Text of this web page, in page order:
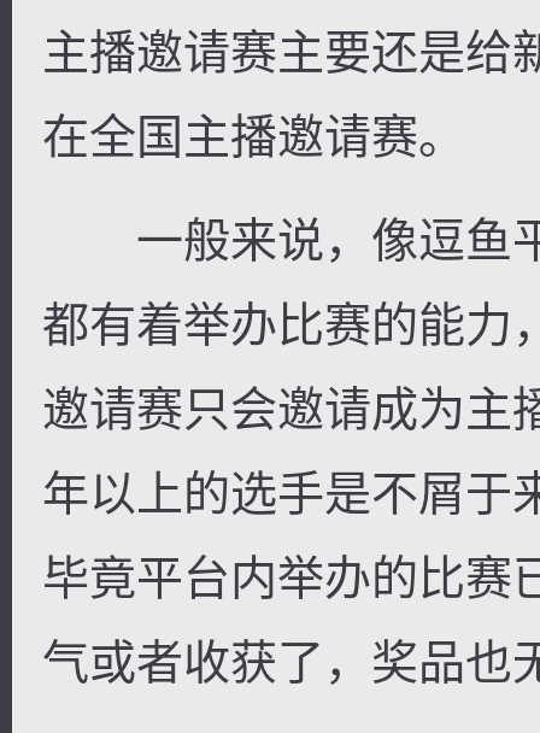
主播邀请赛主要还是给
在全国主播邀请赛。
一般来说，像逗鱼
都有着举办比赛的能力
邀请赛只会邀请成为主
年以上的选手是不屑于
毕竟平台内举办的比赛
气或者收获了，奖品也